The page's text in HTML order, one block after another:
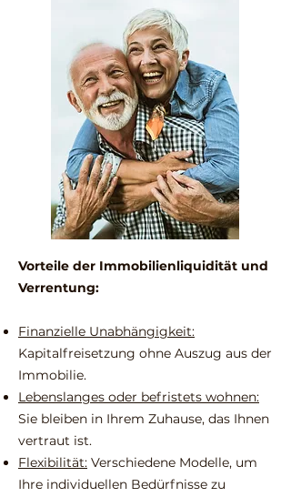
Vorteile der Immobilienliquidität und
Verrentung:
Finanzielle Unabhängigkeit:
Kapitalfreisetzung ohne Auszug aus der
Immobilie.
Lebenslanges oder befristets wohnen:
Sie bleiben in Ihrem Zuhause, das Ihnen
vertraut ist.
Flexibilität: Verschiedene Modelle, um
Ihre individuellen Bedürfnisse zu